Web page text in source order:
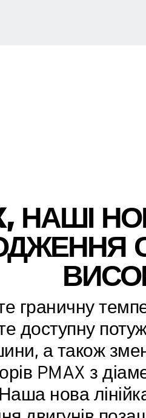
НАШІ
граничну
доступну
а також
PMAX з
нова